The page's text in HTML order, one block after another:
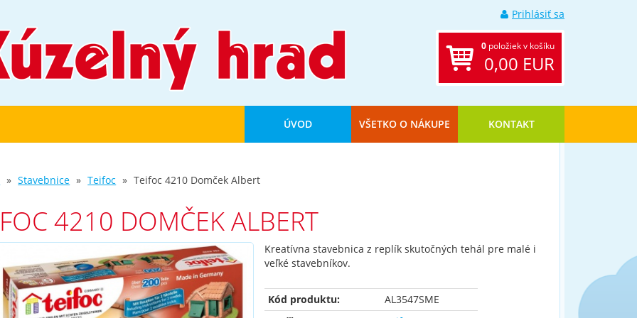
Prihlásiť sa
0 položiek v košíku
0,00 EUR
ÚVOD VŠETKO O NÁKUPE KONTAKT
Stavebnice Teifoc Teifoc 4210 Domček Albert
4210 DOMČEK ALBERT
Kreatívna stavebnica z replík skutočných tehál pre malé i
veľké stavebníkov.
Kód produktu:
AL3547SME